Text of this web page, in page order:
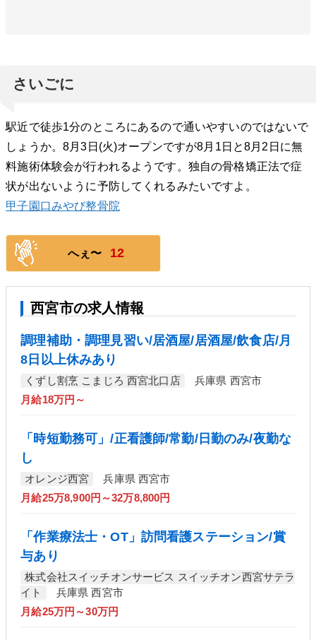
さいごに
駅近で徒歩1分のところにあるので通いやすいのではないで
しょうか。8月3日(火)オープンですが8月1日と8月2日に無
料施術体験会が行われるようです。独自の骨格矯正法で症
状が出ないように予防してくれるみたいですよ。
甲子園口みやび整骨院
へぇ〜 12
西宮市の求人情報
調理補助・調理見習い/居酒屋/居酒屋/飲食店/月
8日以上休みあり
くずし割烹 こまじろ 西宮北口店
兵庫県 西宮市
月給18万円～
「時短勤務可」/正看護師/常勤/日勤のみ/夜勤な
し
オレンジ西宮
兵庫県 西宮市
月給25万8,900円～32万8,800円
「作業療法士・OT」訪問看護ステーション/賞
与あり
株式会社スイッチオンサービス スイッチオン西宮サテラ
イト
兵庫県 西宮市
月給25万円～30万円